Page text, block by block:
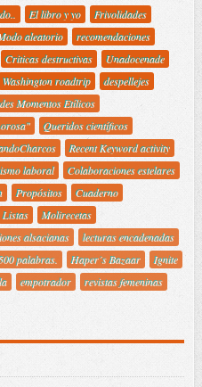
El libro y yo
Frivolidades
aleatorio
recomendaciones
Criticas destructivas
Unadocenade
Washington roadtrip
despellejes
Momentos Etílicos
Queridos científicos
Recent Keyword activity
laboral
Colaboraciones estelares
Propósitos
Cuaderno
Listas
Molirecetas
alsacianas
lecturas encadenadas
palabras. Haper´s Bazaar
Ignite
empotrador
revistas femeninas